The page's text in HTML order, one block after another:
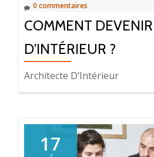
0 commentaires
COMMENT
D’INTÉRIEUR ?
Architecte D’Intérieur
17